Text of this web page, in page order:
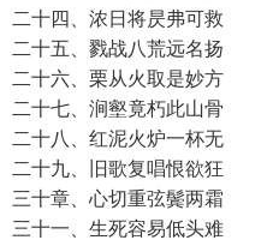
二十四、浓日将昃弗可救
二十五、戮战八荒远名扬
二十六、栗从火取是妙方
二十七、涧壑竟朽此山骨
二十八、红泥火炉一杯无
二十九、旧歌复唱恨欲狂
三十章、心切重弦鬓两霜
三十一、生死容易低头难